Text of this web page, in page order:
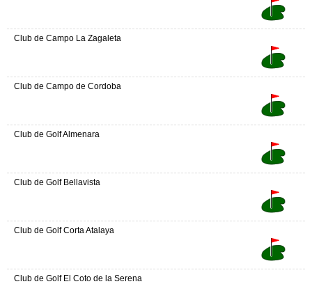
Club de Campo La Zagaleta
Club de Campo de Cordoba
Club de Golf Almenara
Club de Golf Bellavista
Club de Golf Corta Atalaya
Club de Golf El Coto de la Serena